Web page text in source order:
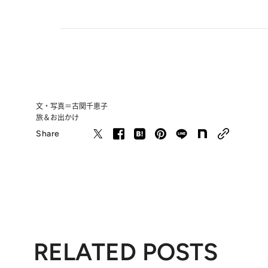
文・写真＝古関千恵子
旅＆お出かけ
Share
RELATED POSTS